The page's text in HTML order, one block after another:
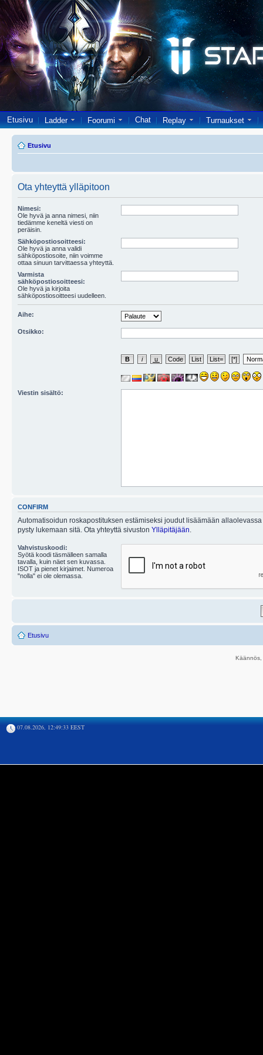
Etusivu Ladder Foorumi Chat Replay Turnaukset
Etusivu
Ota yhteyttä ylläpitoon
Nimesi:
Ole hyvä ja anna nimesi, niin
tiedämme keneltä viesti on
peräisin.
Sähköpostiosoitteesi:
Ole hyvä ja anna validi
sähköpostiosoite, niin voimme
ottaa sinuun tarvittaessa yhteyttä.
Varmista
sähköpostiosoitteesi:
Ole hyvä ja kirjoita
sähköpostiosoitteesi uudelleen.
Aihe:
Otsikko:
Viestin sisältö:
CONFIRM
Automatisoidun roskapostituksen estämiseksi joudut lisäämään
pysty lukemaan sitä. Ota yhteyttä sivuston Ylläpitäjään
Vahvistuskoodi:
Syötä koodi täsmälleen samalla
tavalla, kuin näet sen kuvassa.
ISOT ja pienet kirjaimet. Numeroa
"nolla" ei ole olemassa.
Etusivu
07.08.2026, 12:49:33 EEST